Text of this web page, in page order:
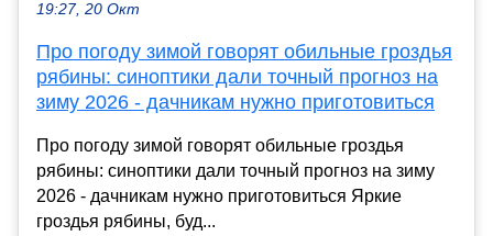
19:27, 20 Окт
Про погоду зимой говорят обильные гроздья
рябины: синоптики дали точный прогноз на
зиму 2026 - дачникам нужно приготовиться
Про погоду зимой говорят обильные гроздья
рябины: синоптики дали точный прогноз на зиму
2026 - дачникам нужно приготовиться Яркие
гроздья рябины, буд...